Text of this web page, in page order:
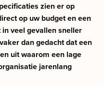
zien er op
op uw budget en een
veel gevallen sneller
dan gedacht dat een
uit waarom een lage
jarenlang